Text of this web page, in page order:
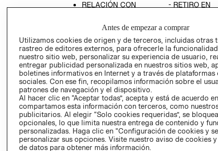
RELACIÓN CON
POLÍTICA
EMPRESARIAL
- RETIRO EN
TÉRMINOS Y
CONDICIONES
AVISO DE
PRIVACIDAD
GIFT CARD
COOKIES
Antes de empezar a comprar
Utilizamos cookies de origen y de terceros, incluidas otras
rastreo de editores externos, para ofrecerle la
nuestro sitio web, personalizar su experiencia de usuario,
entregar publicidad personalizada en nuestros sitios web,
boletines informativos en Internet y a través de plataformas
sociales. Con ese fin, recopilamos información sobre el
patrones de navegación y el dispositivo.
Al hacer clic en “Aceptar todas”, acepta y está de acuerdo
compartamos esta información con terceros, como
publicitarios. Al elegir “Solo cookies requeridas”, se
opcionales, lo que limita nuestra entrega de contenido y
personalizadas. Haga clic en “Configuración de cookies y
personalizar sus opciones. Visite nuestro aviso de cookies
de datos para obtener más información.